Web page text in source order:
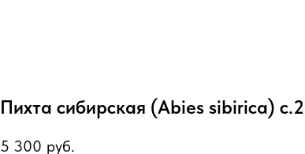
Пихта сибирская (Abies sibirica)
5 300 руб.